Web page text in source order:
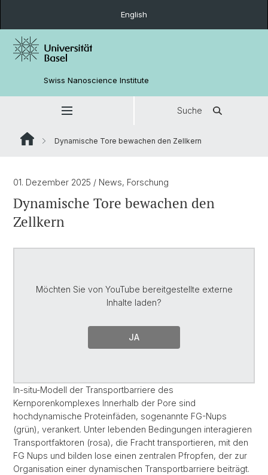
English
Swiss Nanoscience Institute
Suche
Dynamische Tore bewachen den Zellkern
01. Dezember 2025 / News, Forschung
Dynamische Tore bewachen den
Zellkern
Möchten Sie von YouTube bereitgestellte externe
Inhalte laden?
JA
In-situ-Modell der Transportbarriere des
Kernporenkomplexes Innerhalb der Pore sind
hochdynamische Proteinfäden, sogenannte FG-Nups
(grün), verankert. Unter lebenden Bedingungen interagieren
Transportfaktoren (rosa), die Fracht transportieren, mit den
FG Nups und bilden lose einen zentralen Pfropfen, der zur
Organisation einer dynamischen Transportbarriere beiträgt.